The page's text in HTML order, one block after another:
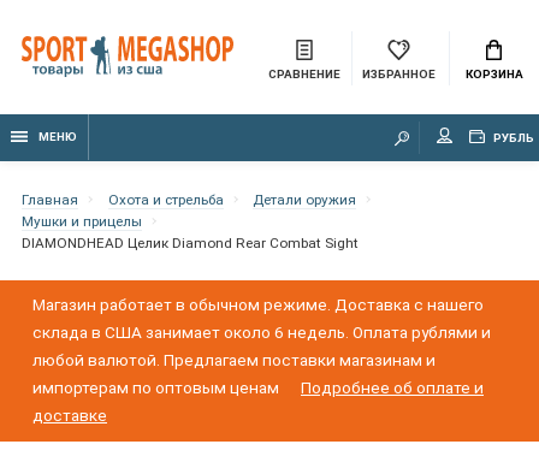
СРАВНЕНИЕ ИЗБРАННОЕ КОРЗИНА
МЕНЮ РУБЛЬ
Главная Охота и стрельба
Детали оружия
Мушки и прицелы
DIAMONDHEAD Целик Diamond Rear Combat Sight
Магазин работает в обычном режиме. Доставка с нашего
склада в США занимает около 6 недель. Оплата рублями и
любой валютой. Предлагаем поставки магазинам и
импортерам по оптовым ценам
Подробнее об оплате и
доставке